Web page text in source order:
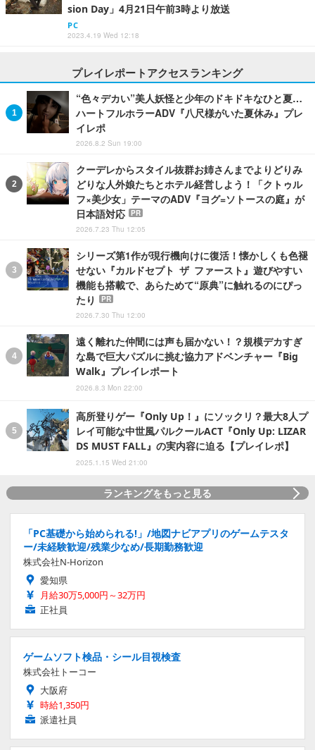
sion Day」4月21日午前3時より放送
PC
2023.4.19 Wed 12:18
プレイレポートアクセスランキング
“色々デカい”美人妖怪と少年のドキドキなひと夏…
ハートフルホラーADV『八尺様がいた夏休み』プレ
イレポ
2026.8.2 Sun 19:00
クーデレからスタイル抜群お姉さんまでよりどりみ
どりな人外娘たちとホテル経営しよう！「クトゥル
フ×美少女」テーマのADV『ヨグ=ソトースの庭』が
日本語対応
PR
2026.7.23 Thu 12:05
シリーズ第1作が現行機向けに復活！懐かしくも色褪
せない『カルドセプト ザ ファースト』遊びやすい
機能も搭載で、あらためて“原典”に触れるのにぴっ
たり
PR
2026.7.30 Thu 12:00
遠く離れた仲間には声も届かない！？規模デカすぎ
な島で巨大パズルに挑む協力アドベンチャー『Big
Walk』プレイレポート
2026.8.3 Mon 22:00
高所登りゲー『Only Up！』にソックリ？最大8人プ
レイ可能な中世風パルクールACT『Only Up: LIZAR
DS MUST FALL』の実内容に迫る【プレイレポ】
2025.1.15 Wed 21:00
ランキングをもっと見る
「PC基礎から始められる!」/地図ナビアプリのゲームテスタ
ー/未経験歓迎/残業少なめ/長期勤務歓迎
株式会社N-Horizon
愛知県
月給30万5,000円～32万円
正社員
ゲームソフト検品・シール目視検査
株式会社トーコー
大阪府
時給1,350円
派遣社員